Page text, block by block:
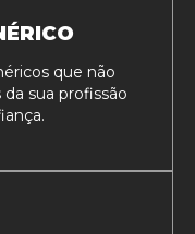
que não
sua profissão